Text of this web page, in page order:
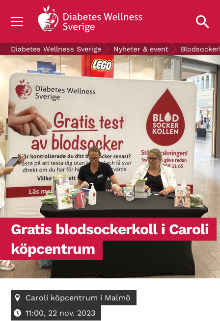
OM DIABETES
STÖD OSS
FORSKNING
NYHETER & EVENT
OM OSS
GRATIS DIABETESPRODUKTER
Blodsockerkollen
Diabetes Wellness Sverige Nyheter & event
Gratis blodsockerkoll i Caroli
köpcentrum
Caroli köpcentrum i Malmö
11:00, 22 nov. 2023